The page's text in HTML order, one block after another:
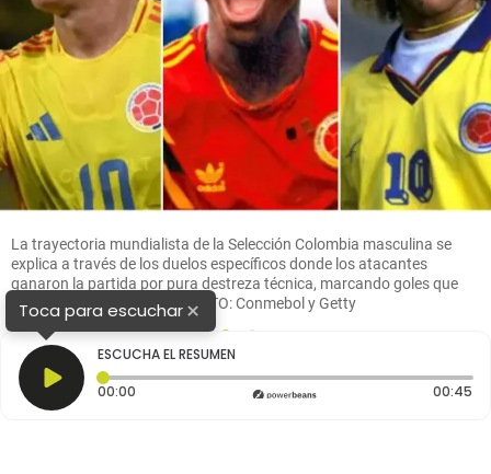
La trayectoria mundialista de la Selección Colombia masculina se
explica a través de los duelos específicos donde los atacantes
ganaron la partida por pura destreza técnica, marcando goles que
quedaron para la historia. FOTO: Conmebol y Getty
Toca para escuchar×
ESCUCHA EL RESUMEN
00:00 Tiempo transcurrido: 0 segundos 00:45